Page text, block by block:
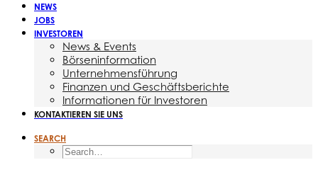
NEWS
JOBS
INVESTOREN
News & Events
Börseninformation
Unternehmensführung
Finanzen und Geschäftsberichte
Informationen für Investoren
KONTAKTIEREN SIE UNS
SEARCH